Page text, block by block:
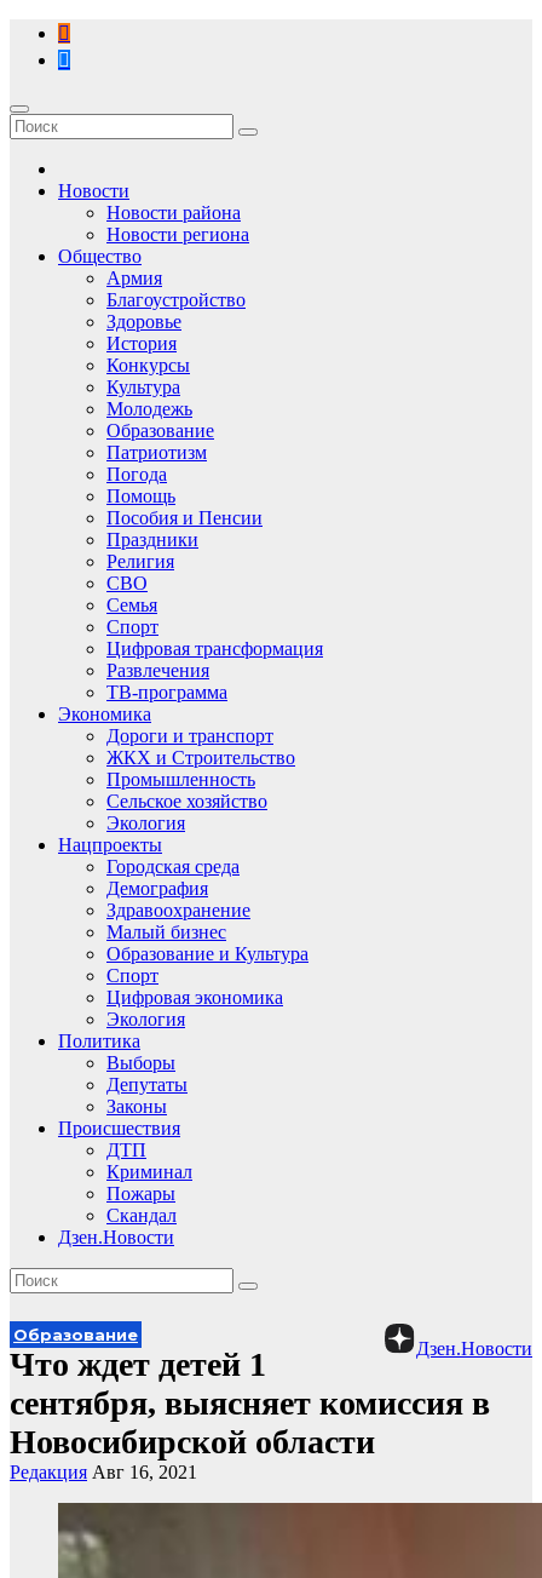
Перейти
содержимому
Новости
Новости района
Новости региона
Общество
Армия
Благоустройство
Здоровье
История
Конкурсы
Культура
Молодежь
Образование
Патриотизм
Погода
Помощь
Пособия и Пенсии
Праздники
Религия
СВО
Семья
Спорт
Цифровая трансформация
Развлечения
ТВ-программа
Экономика
Дороги и транспорт
ЖКХ и Строительство
Промышленность
Сельское хозяйство
Экология
Нацпроекты
Городская среда
Демография
Здравоохранение
Малый бизнес
Образование и Культура
Спорт
Цифровая экономика
Экология
Политика
Выборы
Депутаты
Законы
Происшествия
ДТП
Криминал
Пожары
Скандал
Дзен.Новости
Дзен.Новости
Образование
Что ждет детей 1
сентября, выясняет комиссия в
Новосибирской области
Редакция Авг 16, 2021